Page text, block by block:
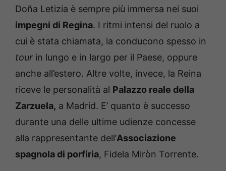
Doña Letizia è sempre più immersa nei suoi
impegni di Regina. I ritmi intensi del ruolo a
cui è stata chiamata, la conducono spesso in
tour in lungo e in largo per il Paese, oppure
anche all’estero. Altre volte, invece, la Reina
riceve le personalità al Palazzo reale della
Zarzuela, a Madrid. E’ quanto è successo
durante una delle ultime udienze concesse
alla rappresentante dell’Associazione
spagnola di porfiria, Fidela Miròn Torrente.